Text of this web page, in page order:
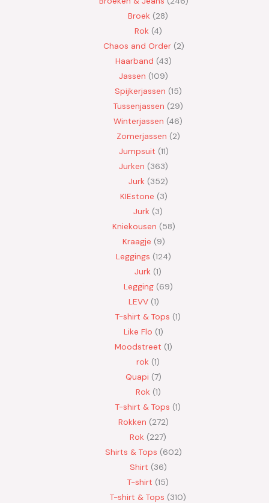
Broek 28
Rok 4
Chaos and Order 2
Haarband 43
Jassen 109
Spijkerjassen 15
Tussenjassen 29
Winterjassen 46
Zomerjassen 2
Jumpsuit 11
Jurken 363
Jurk 352
KIEstone 3
Jurk 3
Kniekousen 58
Kraagje 9
Leggings 124
Jurk 1
Legging 69
LEVV 1
T-shirt & Tops 1
Like Flo 1
Moodstreet 1
rok 1
Quapi 7
Rok 1
T-shirt & Tops 1
Rokken 272
Rok 227
Shirts & Tops 602
Shirt 36
T-shirt 15
T-shirt & Tops 310